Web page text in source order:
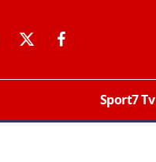
فيسبوكX
Sport7 Tv